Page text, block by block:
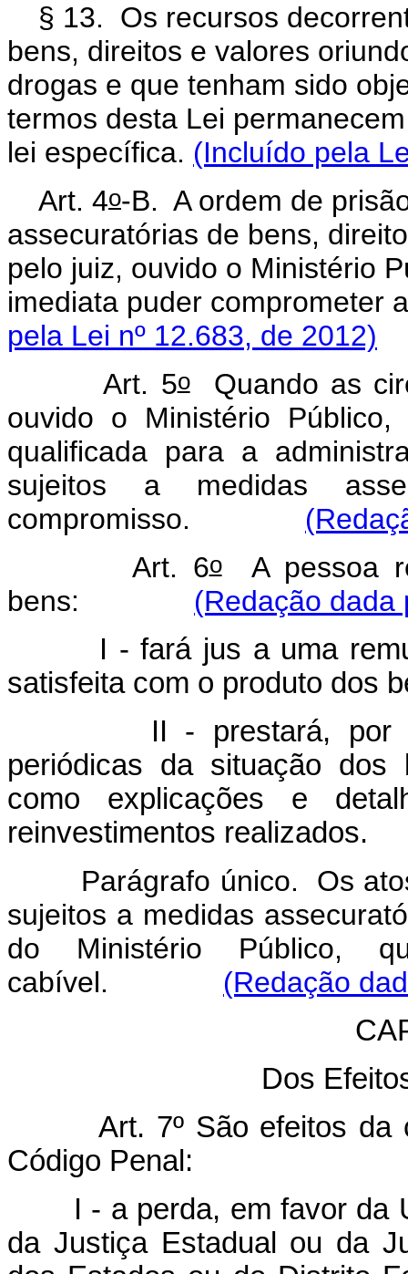
§ 13. Os recursos
bens, direitos e valores
drogas e que tenham sido
termos desta Lei
lei específica. (Incluído pela
Art. 4o-B. A ordem de
assecuratórias de bens,
pelo juiz, ouvido o Ministério
imediata puder
pela Lei nº 12.683, de 2012)
Art. 5oQuando as
ouvido o Ministério
qualificada para a
sujeitos a medidas
compromisso.
Art. 6oA pessoa
bens: (Redação dada
I - fará jus a uma
satisfeita com o produto dos
II - prestará, por
periódicas da situação dos
como explicações e
reinvestimentos realizados.
Parágrafo único. Os atos
sujeitos a medidas
do Ministério Público,
cabível. (Redação
Dos
Art. 7º São efeitos da
Código Penal:
I - a perda, em favor da
da Justiça Estadual ou da